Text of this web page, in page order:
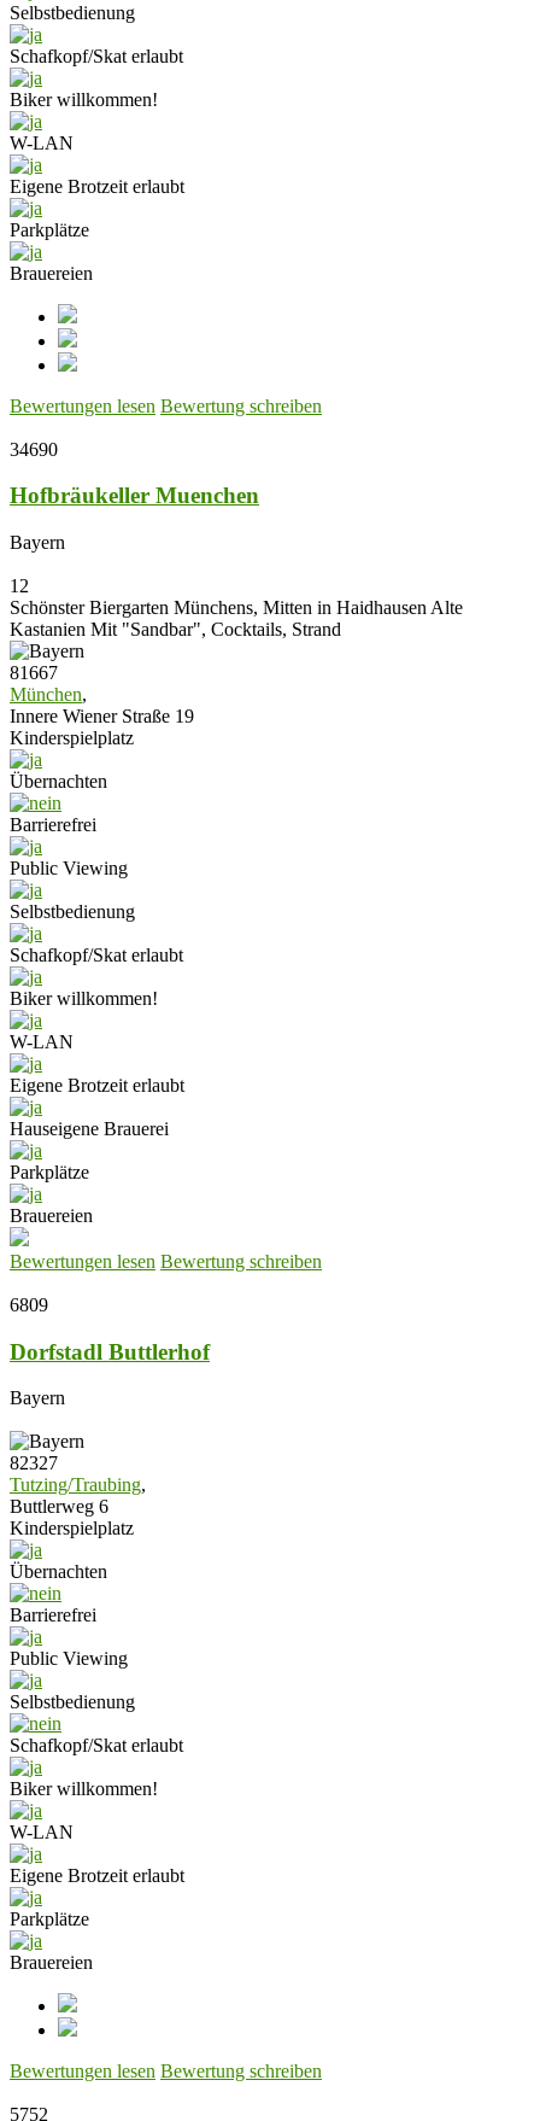
Selbstbedienung
Schafkopf/Skat erlaubt
Biker willkommen!
W-LAN
Eigene Brotzeit erlaubt
Parkplätze
Brauereien
Bewertungen lesen Bewertung schreiben
34690
Hofbräukeller Muenchen
Bayern
12
Schönster Biergarten Münchens, Mitten in Haidhausen Alte
Kastanien Mit "Sandbar", Cocktails, Strand
81667
München,
Innere Wiener Straße 19
Kinderspielplatz
Übernachten
Barrierefrei
Public Viewing
Selbstbedienung
Schafkopf/Skat erlaubt
Biker willkommen!
W-LAN
Eigene Brotzeit erlaubt
Hauseigene Brauerei
Parkplätze
Brauereien
Bewertungen lesen Bewertung schreiben
6809
Dorfstadl Buttlerhof
Bayern
82327
Tutzing/Traubing,
Buttlerweg 6
Kinderspielplatz
Übernachten
Barrierefrei
Public Viewing
Selbstbedienung
Schafkopf/Skat erlaubt
Biker willkommen!
W-LAN
Eigene Brotzeit erlaubt
Parkplätze
Brauereien
Bewertungen lesen Bewertung schreiben
5752